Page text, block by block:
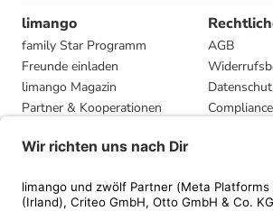
limango
family Star Programm
Freunde einladen
limango Magazin
Partner & Kooperationen
Presse
AGB
Compliance